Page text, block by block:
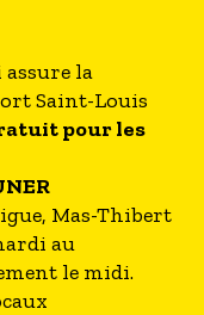
la
Saint-Louis
pour les
Mas-Thibert
au
le midi.